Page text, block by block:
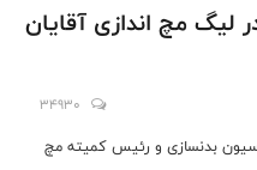
لیگ مچ اندازی آقایان
34930
بدنسازی و رئیس کمیته مچ